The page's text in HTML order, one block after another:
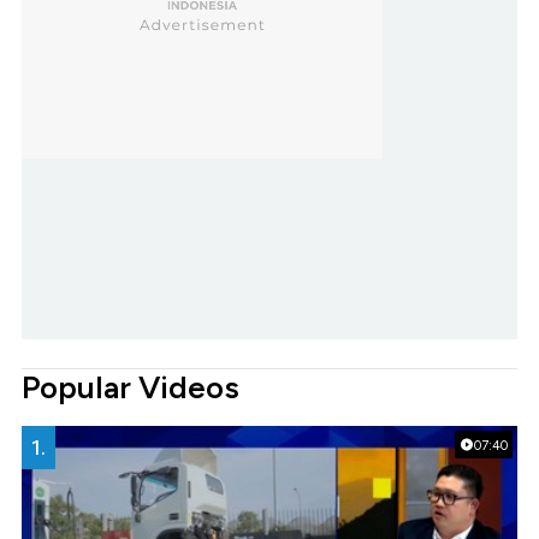
Popular Videos
07:40
1.